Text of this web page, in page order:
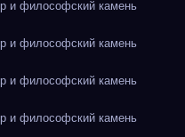
и философский камень
и философский камень
и философский камень
и философский камень